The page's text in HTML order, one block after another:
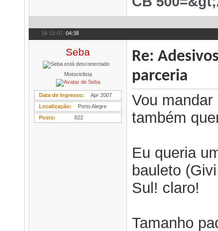
16-12-07, 04:38
Seba
Motociclista
Data de Ingresso
Apr 2007
Localização
Porto Alegre
Posts
822
Re:
parceria
Vou
também
Eu queria
bauleto
Sul! claro!
Tamanho